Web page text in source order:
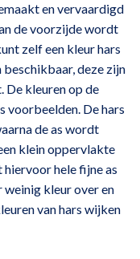
en vervaardigd
de voorzijde wordt
zelf een kleur hars
beschikbaar, deze zijn
De kleuren op de
voorbeelden. De hars
de as wordt
klein oppervlakte
hele fijne as
kleur over en
van hars wijken